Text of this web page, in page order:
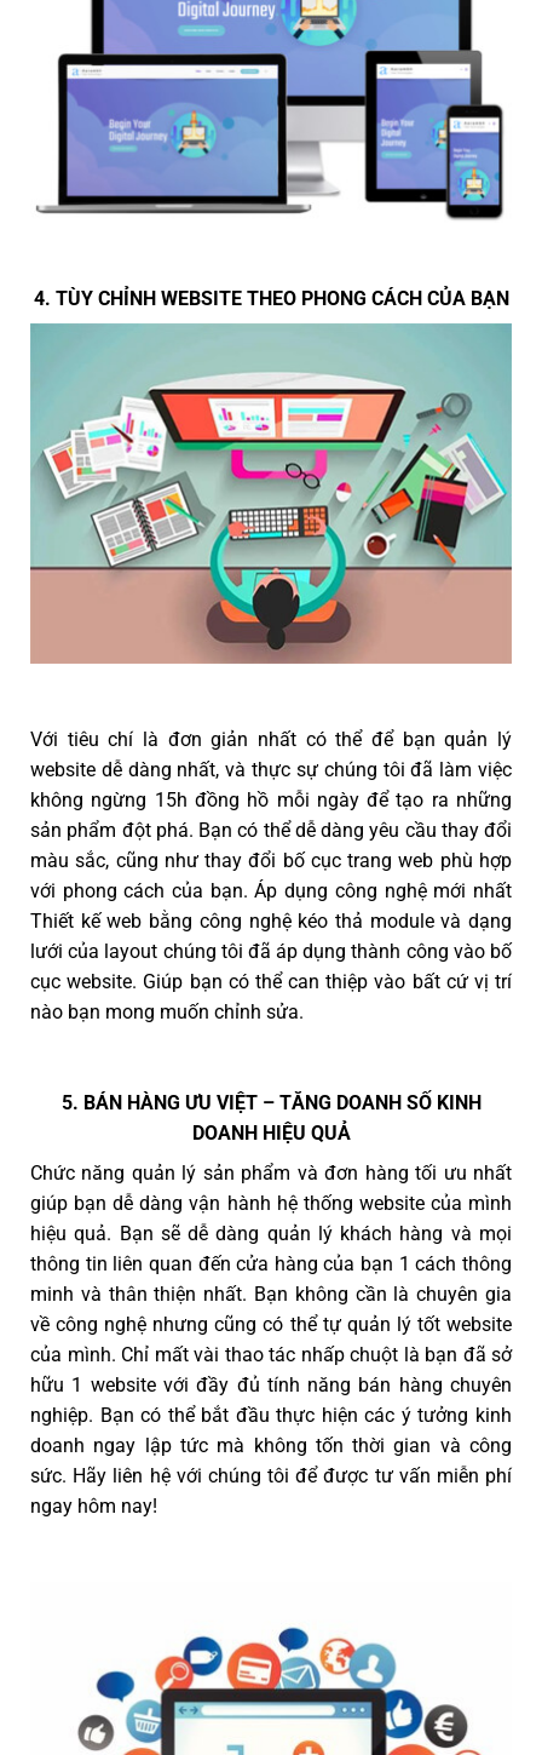
4. TÙY CHỈNH WEBSITE THEO PHONG CÁCH CỦA BẠN
Với tiêu chí là đơn giản nhất có thể để bạn quản lý
website dễ dàng nhất, và thực sự chúng tôi đã làm việc
không ngừng 15h đồng hồ mỗi ngày để tạo ra những
sản phẩm đột phá. Bạn có thể dễ dàng yêu cầu thay đổi
màu sắc, cũng như thay đổi bố cục trang web phù hợp
với phong cách của bạn. Áp dụng công nghệ mới nhất
Thiết kế web bằng công nghệ kéo thả module và dạng
lưới của layout chúng tôi đã áp dụng thành công vào bố
cục website. Giúp bạn có thể can thiệp vào bất cứ vị trí
nào bạn mong muốn chỉnh sửa.
5. BÁN HÀNG ƯU VIỆT – TĂNG DOANH SỐ KINH
DOANH HIỆU QUẢ
Chức năng quản lý sản phẩm và đơn hàng tối ưu nhất
giúp bạn dễ dàng vận hành hệ thống website của mình
hiệu quả. Bạn sẽ dễ dàng quản lý khách hàng và mọi
thông tin liên quan đến cửa hàng của bạn 1 cách thông
minh và thân thiện nhất. Bạn không cần là chuyên gia
về công nghệ nhưng cũng có thể tự quản lý tốt website
của mình. Chỉ mất vài thao tác nhấp chuột là bạn đã sở
hữu 1 website với đầy đủ tính năng bán hàng chuyên
nghiệp. Bạn có thể bắt đầu thực hiện các ý tưởng kinh
doanh ngay lập tức mà không tốn thời gian và công
sức. Hãy liên hệ với chúng tôi để được tư vấn miễn phí
ngay hôm nay!